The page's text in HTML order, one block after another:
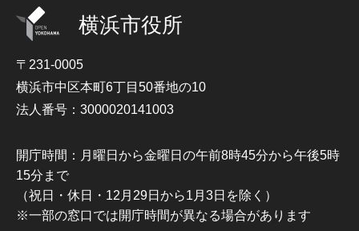
横浜市役所
〒231-0005
横浜市中区本町6丁目50番地の10
法人番号：3000020141003
開庁時間：月曜日から金曜日の午前8時45分から午後5時
15分まで
（祝日・休日・12月29日から1月3日を除く）
※一部の窓口では開庁時間が異なる場合があります